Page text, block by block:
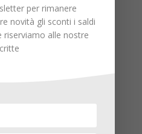
per rimanere
novità gli sconti i saldi
riserviamo alle nostre